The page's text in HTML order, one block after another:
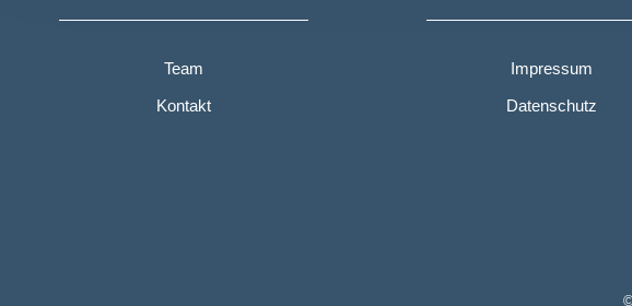
Team
Kontakt
Impressum
Datenschutz